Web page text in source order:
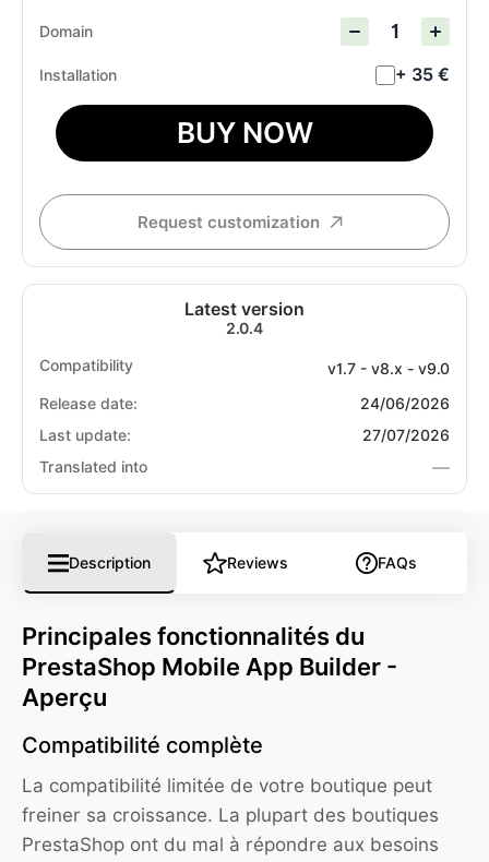
Domain
Installation + 35 €
BUY NOW
Request customization
Latest version
2.0.4
Compatibility
v1.7 - v8.x - v9.0
Release date:
24/06/2026
Last update:
27/07/2026
Translated into
—
Description Reviews FAQs
Principales fonctionnalités du
PrestaShop Mobile App Builder -
Aperçu
Compatibilité complète
La compatibilité limitée de votre boutique peut
freiner sa croissance. La plupart des boutiques
PrestaShop ont du mal à répondre aux besoins